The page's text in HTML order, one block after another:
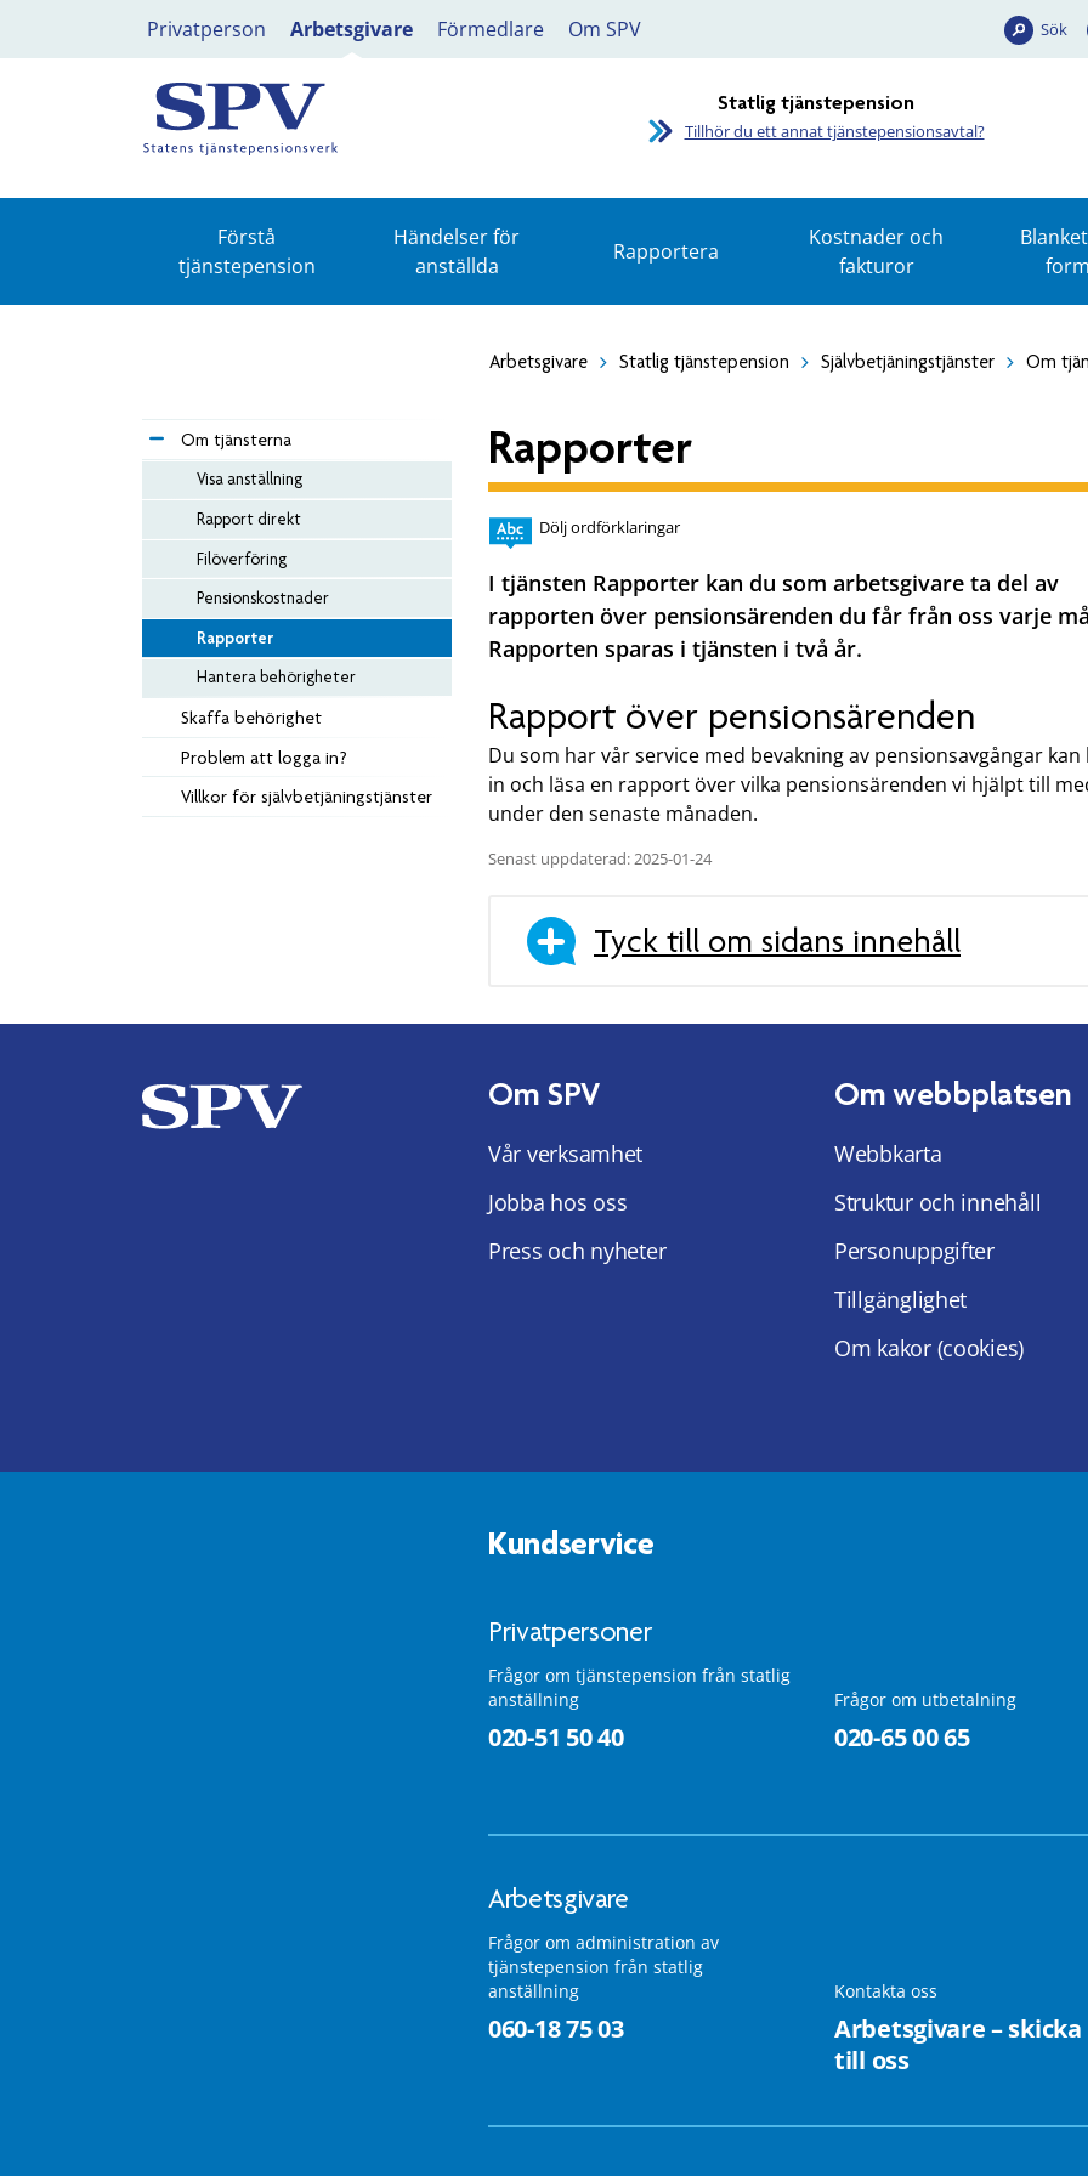
Privatperson Arbetsgivare Förmedlare Om SPV Sök
Statlig tjänstepension
Tillhör du ett annat tjänstepensionsavtal?
Förstå
tjänstepension
Händelser för
anställda
Rapportera
Kostnader och
fakturor
Arbetsgivare Statlig tjänstepension Självbetjäningstjänster Om
Om tjänsterna
Visa anställning
Rapport direkt
Filöverföring
Pensionskostnader
Rapporter
Hantera behörigheter
Skaffa behörighet
Problem att logga in?
Villkor för självbetjäningstjänster
Rapporter
Dölj ordförklaringar
I tjänsten Rapporter kan du som arbetsgivare ta del av
rapporten över pensionsärenden du får från oss varje
Rapporten sparas i tjänsten i två år.
Rapport över pensionsärenden
Du som har vår service med bevakning av pensionsavgångar kan
in och läsa en rapport över vilka pensionsärenden vi hjälpt till
under den senaste månaden.
Senast uppdaterad: 2025-01-24
Tyck till om sidans innehåll
Om SPV
Vår verksamhet
Jobba hos oss
Press och nyheter
Om webbplatsen
Webbkarta
Struktur och innehåll
Personuppgifter
Tillgänglighet
Om kakor (cookies)
Kundservice
Privatpersoner
Frågor om tjänstepension från statlig
anställning
020-51 50 40
Frågor om utbetalning
020-65 00 65
Arbetsgivare
Frågor om administration av
tjänstepension från statlig
anställning
060-18 75 03
Kontakta oss
Arbetsgivare –
till oss